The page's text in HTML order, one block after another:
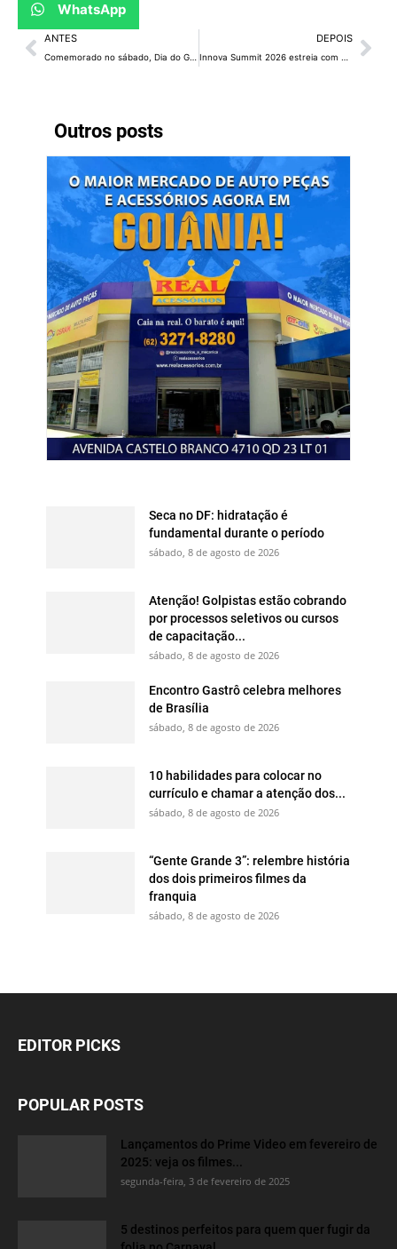
Outros posts
Seca no DF: hidratação é
fundamental durante o período
sábado, 8 de agosto de 2026
Atenção! Golpistas estão cobrando
por processos seletivos ou cursos
de capacitação...
sábado, 8 de agosto de 2026
Encontro Gastrô celebra melhores
de Brasília
sábado, 8 de agosto de 2026
10 habilidades para colocar no
currículo e chamar a atenção dos...
sábado, 8 de agosto de 2026
“Gente Grande 3”: relembre história
dos dois primeiros filmes da
franquia
sábado, 8 de agosto de 2026
WhatsApp
ANTES DEPOIS
EDITOR PICKS
POPULAR POSTS
Lançamentos do Prime Video em fevereiro de
2025: veja os filmes...
segunda-feira, 3 de fevereiro de 2025
5 destinos perfeitos para quem quer fugir da